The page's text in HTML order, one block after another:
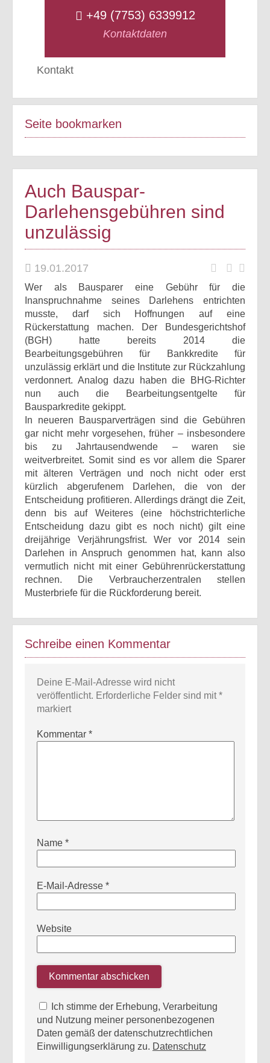
+49 (7753) 6339912
Kontaktdaten
Kontakt
Seite bookmarken
Auch Bauspar-
Darlehensgebühren sind
unzulässig
19.01.2017
Wer als Bausparer eine Gebühr für die
Inanspruchnahme seines Darlehens entrichten
musste, darf sich Hoffnungen auf eine
Rückerstattung machen. Der Bundesgerichtshof
(BGH) hatte bereits 2014 die
Bearbeitungsgebühren für Bankkredite für
unzulässig erklärt und die Institute zur Rückzahlung
verdonnert. Analog dazu haben die BHG-Richter
nun auch die Bearbeitungsentgelte für
Bausparkredite gekippt.
In neueren Bausparverträgen sind die Gebühren
gar nicht mehr vorgesehen, früher – insbesondere
bis zu Jahrtausendwende – waren sie
weitverbreitet. Somit sind es vor allem die Sparer
mit älteren Verträgen und noch nicht oder erst
kürzlich abgerufenem Darlehen, die von der
Entscheidung profitieren. Allerdings drängt die Zeit,
denn bis auf Weiteres (eine höchstrichterliche
Entscheidung dazu gibt es noch nicht) gilt eine
dreijährige Verjährungsfrist. Wer vor 2014 sein
Darlehen in Anspruch genommen hat, kann also
vermutlich nicht mit einer Gebührenrückerstattung
rechnen. Die Verbraucherzentralen stellen
Musterbriefe für die Rückforderung bereit.
Schreibe einen Kommentar
Deine E-Mail-Adresse wird nicht
veröffentlicht. Erforderliche Felder sind mit*
markiert
Kommentar *
Name *
E-Mail-Adresse *
Website
Ich stimme der Erhebung, Verarbeitung
und Nutzung meiner personenbezogenen
Daten gemäß der datenschutzrechtlichen
Einwilligungserklärung zu. Datenschutz